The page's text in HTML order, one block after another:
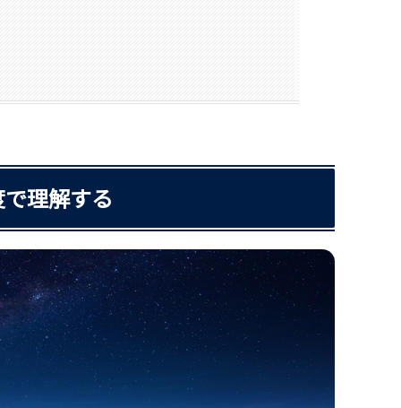
理解する